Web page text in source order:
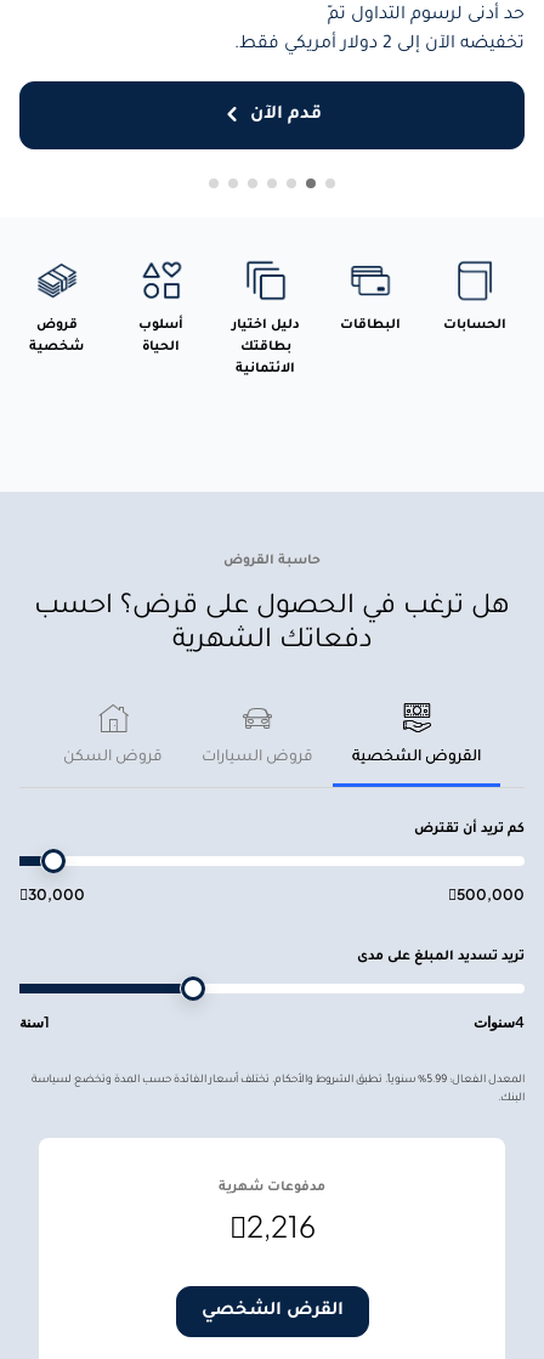
وكل عملية إنفاق أكثر قيمة.
قدم الآن
الحسابات البطاقات
دليل اختيار
بطاقتك
الائتمانية
أسلوب
الحياة
قروض
شخصية
حاسبة القروض
هل ترغب في الحصول على قرض؟ احسب
دفعاتك الشهرية
القروض الشخصية قروض السيارات قروض السكن
كم تريد أن تقترض
30,000 500,000
تريد تسديد المبلغ على مدى
1سنة 4سنوات
المعدل الفعال: 5.99% سنوياً. تطبق الشروط والأحكام. تختلف أسعار الفائدة حسب المدة وتخضع لسياسة
البنك.
مدفوعات شهرية
2,216
القرض الشخصي